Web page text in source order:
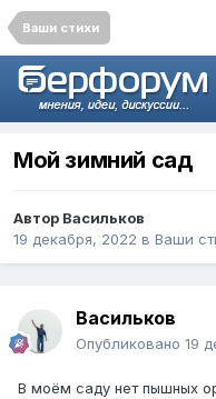
Ваши стихи
Мой зимний сад
Автор Васильков
19 декабря, 2022 в Ваши
Васильков
Опубликовано 19
В моём саду нет пышных